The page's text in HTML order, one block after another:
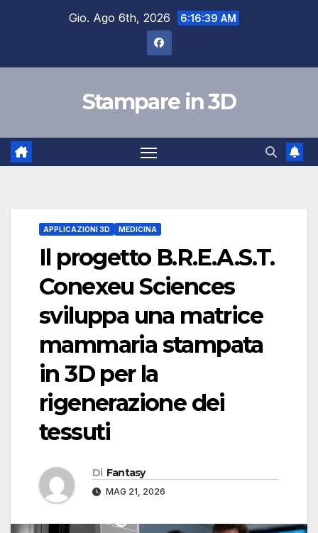
Gio. Ago 6th, 2026 6:16:40 AM
Stampare in 3D
APPLICAZIONI 3D MEDICINA
Il progetto B.R.E.A.S.T.
Conexeu Sciences
sviluppa una matrice
mammaria stampata
in 3D per la
rigenerazione dei
tessuti
Di Fantasy
MAG 21, 2026